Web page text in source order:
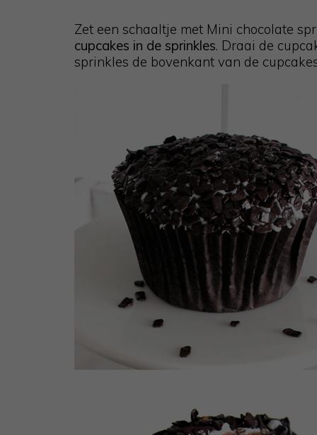
Zet een schaaltje met Mini chocolate
cupcakes in de sprinkles. Draai de
sprinkles de bovenkant van de